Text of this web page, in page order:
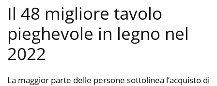
Il 48 migliore tavolo
pieghevole in legno nel
2022
La maggior parte delle persone sottolinea l’acquisto di